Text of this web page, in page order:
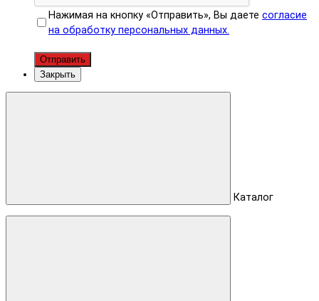
Нажимая на кнопку «Отправить», Вы даете согласие
на обработку персональных данных.
Отправить
Закрыть
Каталог